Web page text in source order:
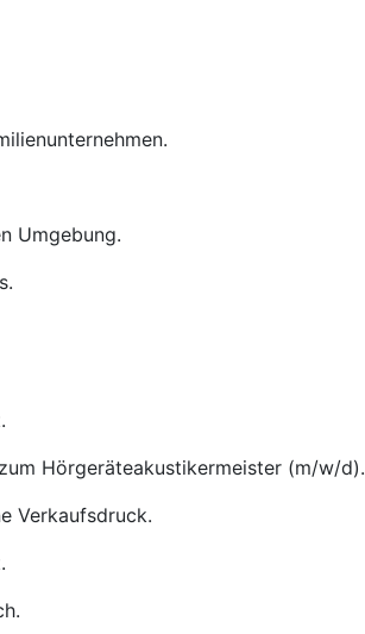
Umgebung.
Hörgeräteakustikermeister (m/w/d).
Verkaufsdruck.